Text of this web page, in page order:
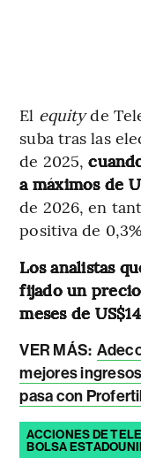
El equityde
suba tras las
de 2025,
a máximos de
de 2026, en
positiva de
Los analistas
fijado un
meses de
VER MÁS:
mejores
pasa con
ACCIONES DE
BOLSA